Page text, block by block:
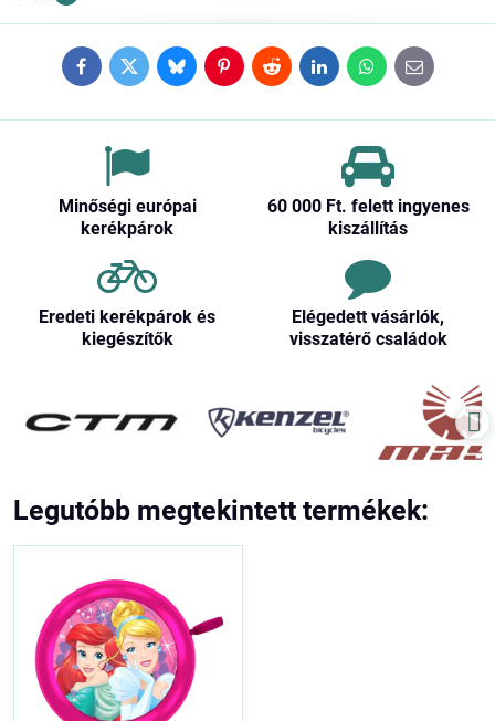
FacebookTwitterBlueskyPinterestRedditLinkedInWhatsApp
E-
mail
Minőségi európai
kerékpárok
60 000 Ft​. felett ingyenes
kiszállítás
Eredeti kerékpárok és
kiegészítők
Elégedett vásárlók,
visszatérő családok
Legutóbb megtekintett termékek: